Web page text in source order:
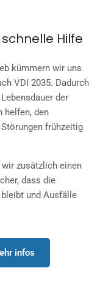
Hilfe
kümmern wir uns
VDI 2035. Dadurch
der
helfen, den
frühzeitig
zusätzlich einen
dass die
und Ausfälle
infos